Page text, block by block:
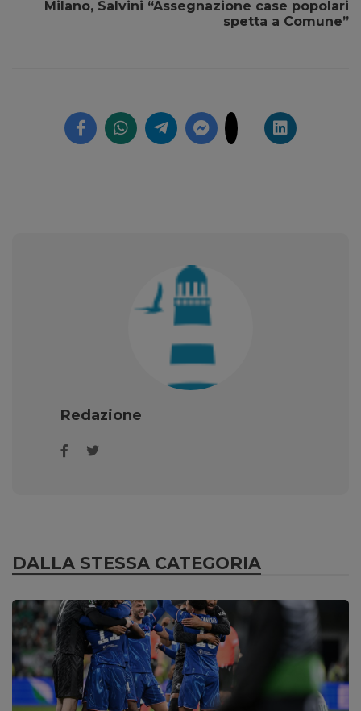
Milano, Salvini “Assegnazione case popolari
spetta a Comune”
Redazione
DALLA STESSA CATEGORIA